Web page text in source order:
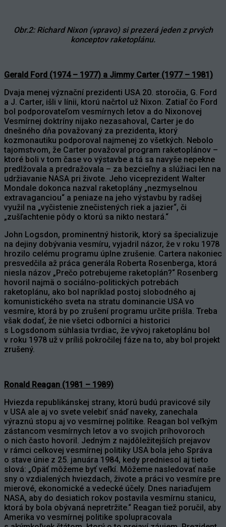
Obr.2: Richard Nixon (vpravo) si prezerá jeden z prvých
konceptov raketoplánu.
Gerald Ford (1974 – 1977) a Jimmy Carter (1977 – 1981)
Dvaja menej význační prezidenti USA 20. storočia, G. Ford
a J. Carter, išli v línii, ktorú načrtol už Nixon. Zatiaľ čo Ford
bol podporovateľom vesmírnych letov a do Nixonovej
Vesmírnej doktríny nijako nezasahoval, Carter je do
dnešného dňa považovaný za prezidenta, ktorý
kozmonautiku podporoval najmenej zo všetkých. Nebolo
tajomstvom, že Carter považoval program raketoplánov –
ktoré boli v tom čase vo výstavbe a tá sa navyše nepekne
predlžovala a predražovala – za bezcieľny a slúžiaci len na
udržiavanie NASA pri živote. Jeho viceprezident Walter
Mondale dokonca nazval raketoplány „nezmyselnou
extravaganciou“ a peniaze na jeho výstavbu by radšej
využil na „vyčistenie znečistených riek a jazier“, či
„zušľachtenie pôdy o ktorú sa nikto nestará.“
John Logsdon, prominentný historik, ktorý sa špecializuje
na dejiny dobývania vesmíru, vyjadril názor, že v roku 1978
hrozilo celému programu úplne zrušenie. Cartera nakoniec
presvedčila až práca generála Roberta Rosenberga, ktorá
niesla názov „Prečo potrebujeme raketoplán?“ Rosenberg
hovoril najmä o sociálno-politických potrebách
raketoplánu, ako bol napríklad postoj slobodného aj
komunistického sveta na stratu dominancie USA vo
vesmíre, ktorá by po zrušení programu určite prišla. Treba
však dodať, že nie všetci odborníci a historici
s Logsdonom súhlasia tvrdiac, že vývoj raketoplánu bol
v roku 1978 už v príliš pokročilej fáze na to, aby bol projekt
zrušený.
Ronald Reagan (1981 – 1989)
Hviezda republikánskej strany, ktorú budú pravicové sily
v USA ale aj vo svete velebiť snáď naveky, zanechala
výraznú stopu aj vo vesmírnej politike. Reagan bol veľkým
zástancom vesmírnych letov a vo svojich príhovoroch
o nich často hovoril. Jedným z najdôležitejších prejavov
v rámci celkovej vesmírnej politiky USA bola jeho Správa
o stave únie z 25. januára 1984, kedy predniesol aj tieto
slová: „Opäť môžeme byť veľkí. Môžeme nasledovať naše
sny o vzdialených hviezdach, živote a práci vo vesmíre pre
mierové, ekonomické a vedecké účely. Dnes nariaďujem
NASA, aby do desiatich rokov postavila vesmírnu stanicu,
ktorá by bola obývaná nepretržite.“ Reagan tiež poručil, aby
Amerika vo vesmírnej politike spolupracovala